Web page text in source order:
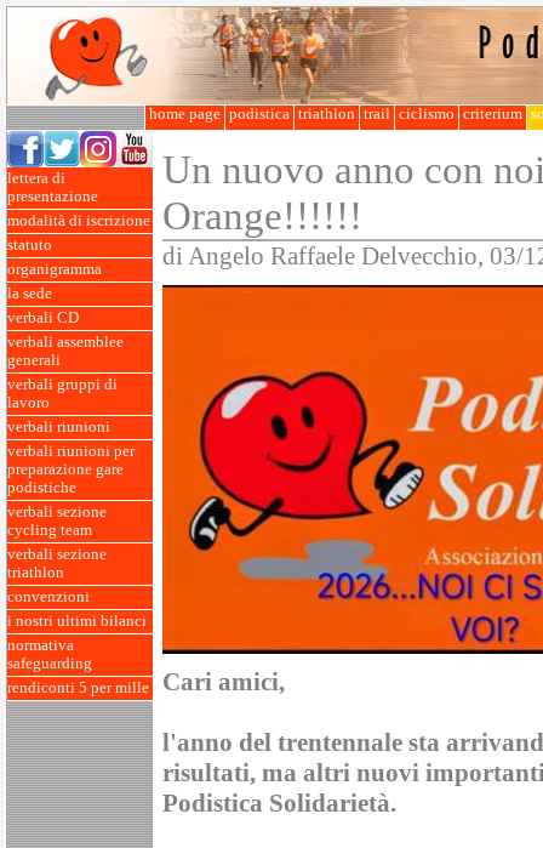
home page podistica triathlon trail ciclismo criterium
lettera di
presentazione
modalità di iscrizione
statuto
organigramma
la sede
verbali CD
verbali assemblee
generali
verbali gruppi di
lavoro
verbali riunioni
verbali riunioni per
preparazione gare
podistiche
verbali sezione
cycling team
verbali sezione
triathlon
convenzioni
i nostri ultimi bilanci
normativa
safeguarding
rendiconti 5 per mille
Un nuovo anno con
Orange!!!!!!
di Angelo Raffaele Delvecchio, 03/
Cari amici,
l'anno del trentennale sta
risultati, ma altri nuovi
Podistica Solidarietà.